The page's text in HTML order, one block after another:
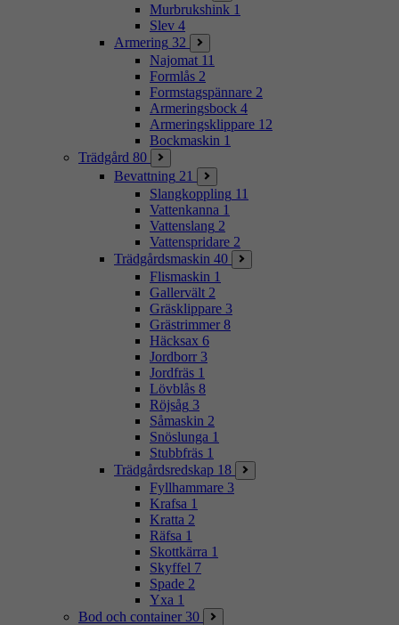
Murbrukshink 1
Slev 4
Armering 32
Najomat 11
Formlås 2
Formstagspännare 2
Armeringsbock 4
Armeringsklippare 12
Bockmaskin 1
Trädgård 80
Bevattning 21
Slangkoppling 11
Vattenkanna 1
Vattenslang 2
Vattenspridare 2
Trädgårdsmaskin 40
Flismaskin 1
Gallervält 2
Gräsklippare 3
Grästrimmer 8
Häcksax 6
Jordborr 3
Jordfräs 1
Lövblås 8
Röjsåg 3
Såmaskin 2
Snöslunga 1
Stubbfräs 1
Trädgårdsredskap 18
Fyllhammare 3
Krafsa 1
Kratta 2
Räfsa 1
Skottkärra 1
Skyffel 7
Spade 2
Yxa 1
Bod och container 30